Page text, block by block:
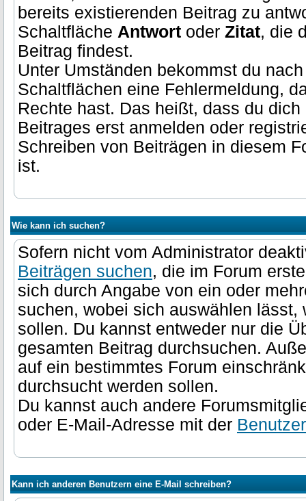
bereits existierenden Beitrag zu
Schaltfläche Antwort oder Zitat, die
Beitrag findest.
Unter Umständen bekommst du
Schaltflächen eine Fehlermeldung,
Rechte hast. Das heißt, dass du
Beitrages erst anmelden oder
Schreiben von Beiträgen in diesem
ist.
Wie kann ich suchen?
Sofern nicht vom Administrator
Beiträgen suchen, die im Forum
sich durch Angabe von ein oder
suchen, wobei sich auswählen lässt,
sollen. Du kannst entweder nur die
gesamten Beitrag durchsuchen.
auf ein bestimmtes Forum
durchsucht werden sollen.
Du kannst auch andere
oder E-Mail-Adresse mit der
Kann ich anderen Benutzern eine E-Mail schreiben?